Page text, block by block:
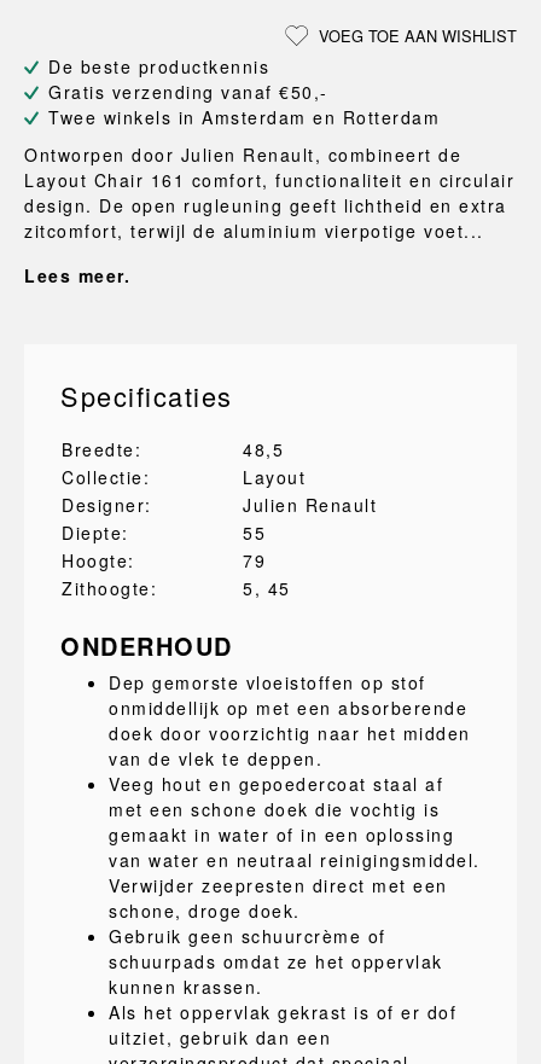
VOEG TOE AAN WISHLIST
De beste productkennis
Gratis verzending vanaf €50,-
Twee winkels in Amsterdam en Rotterdam
Ontworpen door Julien Renault, combineert de
Layout Chair 161 comfort, functionaliteit en circulair
design. De open rugleuning geeft lichtheid en extra
zitcomfort, terwijl de aluminium vierpotige voet...
Lees meer.
Specificaties
Breedte:
48,5
Collectie:
Layout
Designer:
Julien Renault
Diepte:
55
Hoogte:
79
Zithoogte:
5, 45
ONDERHOUD
Dep gemorste vloeistoffen op stof
onmiddellijk op met een absorberende
doek door voorzichtig naar het midden
van de vlek te deppen.
Veeg hout en gepoedercoat staal af
met een schone doek die vochtig is
gemaakt in water of in een oplossing
van water en neutraal reinigingsmiddel.
Verwijder zeepresten direct met een
schone, droge doek.
Gebruik geen schuurcrème of
schuurpads omdat ze het oppervlak
kunnen krassen.
Als het oppervlak gekrast is of er dof
uitziet, gebruik dan een